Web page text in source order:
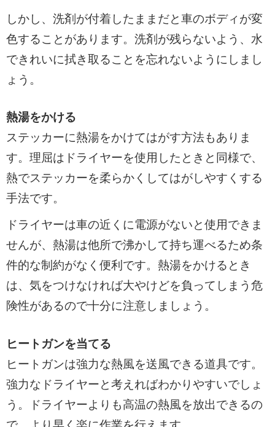
しかし、洗剤が付着したままだと車のボディが変
色することがあります。洗剤が残らないよう、水
できれいに拭き取ることを忘れないようにしまし
ょう。
熱湯をかける
ステッカーに熱湯をかけてはがす方法もありま
す。理屈はドライヤーを使用したときと同様で、
熱でステッカーを柔らかくしてはがしやすくする
手法です。
ドライヤーは車の近くに電源がないと使用できま
せんが、熱湯は他所で沸かして持ち運べるため条
件的な制約がなく便利です。熱湯をかけるとき
は、気をつけなければ大やけどを負ってしまう危
険性があるので十分に注意しましょう。
ヒートガンを当てる
ヒートガンは強力な熱風を送風できる道具です。
強力なドライヤーと考えればわかりやすいでしょ
う。ドライヤーよりも高温の熱風を放出できるの